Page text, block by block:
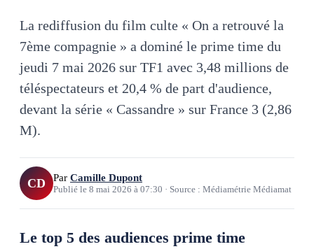
La rediffusion du film culte « On a retrouvé la
7ème compagnie » a dominé le prime time du
jeudi 7 mai 2026 sur TF1 avec 3,48 millions de
téléspectateurs et 20,4 % de part d'audience,
devant la série « Cassandre » sur France 3 (2,86
M).
CD Par Camille Dupont
Publié le 8 mai 2026 à 07:30 · Source : Médiamétrie Médiamat
Le top 5 des audiences prime time